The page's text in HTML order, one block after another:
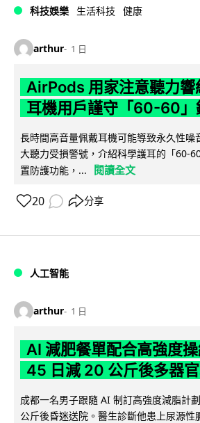
科技娛樂 生活科技 健康
arthur 1 日
AirPods 用家注意聽力響
耳機用戶謹守「60-60」
長時間高音量佩戴耳機可能導致永久性噪
大聽力受損警號，介紹科學護耳的「60-
置防護功能，...
閱讀全文
20 分享
人工智能
arthur 1 日
AI 減肥餐單配合高強度
45 日減 20 公斤後多器
成都一名男子跟隨 AI 制訂高強度減脂計
公斤後昏迷送院。醫生診斷他患上尿源性